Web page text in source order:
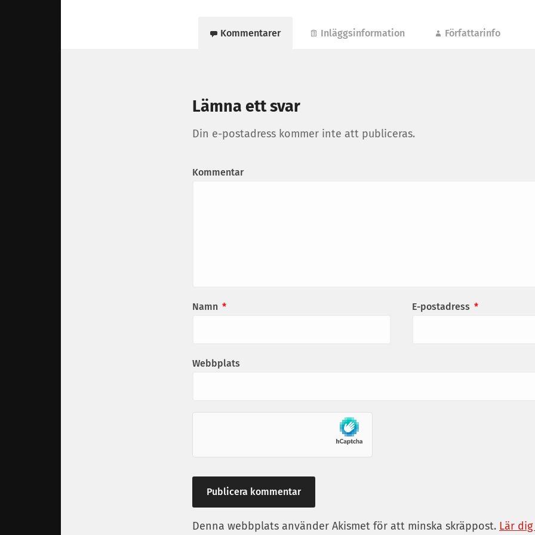
Kommentarer Inläggsinformation Författarinfo
Lämna ett svar
Din e-postadress kommer inte att publiceras.
Kommentar
Namn * E-postadress *
Webbplats
Denna webbplats använder Akismet för att minska skräppost. Lär